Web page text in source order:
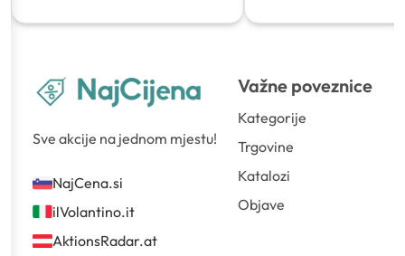
Sve akcije na jednom mjestu!
NajCena.si
ilVolantino.it
AktionsRadar.at
Važne poveznice
Kategorije
Trgovine
Katalozi
Objave